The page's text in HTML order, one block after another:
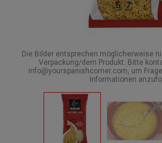
Die Bilder entsprechen möglicherweise
Verpackung/dem Produkt. Bitte
info@yourspanishcorner.com, um
Informationen